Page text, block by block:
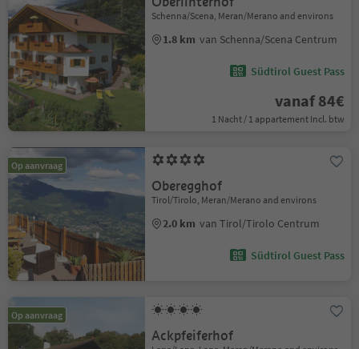
Schenna/Scena, Meran/Merano and environs
1.8 km van Schenna/Scena Centrum
Südtirol Guest Pass
vanaf 84€
1 Nacht / 1 appartement Incl. btw
Op aanvraag
Oberegghof
Tirol/Tirolo, Meran/Merano and environs
2.0 km van Tirol/Tirolo Centrum
Südtirol Guest Pass
Op aanvraag
Ackpfeiferhof